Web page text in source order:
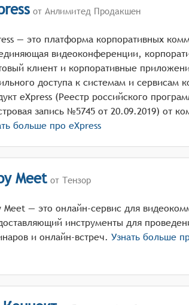
от Анлимитед Продакшен
— это платформа корпоративных
видеоконференции,
клиент и корпоративные
доступа к системам и сервисам
eXpress (Реестр российского
больше про eXpress
Meet от Тензор
Meet — это онлайн-сервис для
инструменты для
и онлайн-встреч. Узнать больше